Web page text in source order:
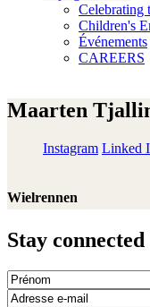
Celebrating
Children's
Événements
CAREERS
Maarten
Instagram Linked
Wielrennen
Stay
Prénom